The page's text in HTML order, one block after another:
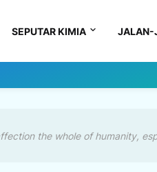
SEPUTAR KIMIA JALAN-
the whole of humanity,